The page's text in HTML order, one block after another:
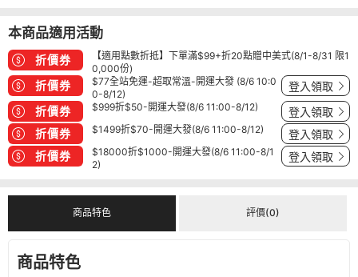
本商品適用活動
折價券
【適用點數折抵】下單滿$99+折20點贈中美式(8/1-8/31 限1
0,000份)
折價券
$77全站免運-超取常溫-開運大發 (8/6 10:0
0-8/12)
登入領取
折價券 $999折$50-開運大發(8/6 11:00-8/12) 登入領取
折價券 $1499折$70-開運大發(8/6 11:00-8/12) 登入領取
折價券
$18000折$1000-開運大發(8/6 11:00-8/1
2)
登入領取
商品特色 評價(0)
商品特色